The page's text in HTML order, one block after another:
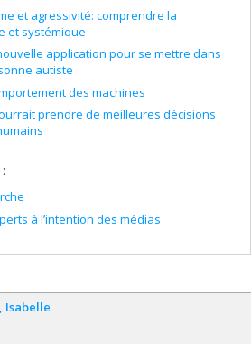
et agressivité: comprendre la
et systémique
application pour se mettre dans
autiste
des machines
prendre de meilleures décisions
à l’intention des médias
Isabelle